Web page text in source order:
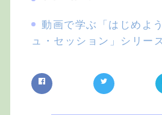
動画で学ぶ「はじめよ
ュ・セッション」シリー